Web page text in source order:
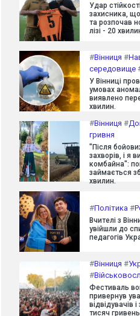
Удар
захисника,
та розпочав
лізі - 20
#Вінниця #
середовище
У Вінниці
умовах
виявлено
хвилин.
#Вінниця #
гривня
"Після
захворів, і я
комбайна":
займається
хвилин.
#Політика #
Вчителі з
увійшли до
педагогів
#Вінниця #
#
Фестиваль
привернув
відвідувачів
тисяч